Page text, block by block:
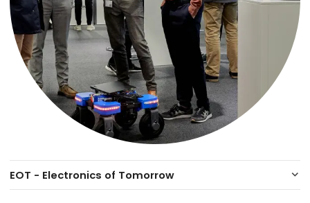
EOT - Electronics of Tomorrow keyboard_arrow_down